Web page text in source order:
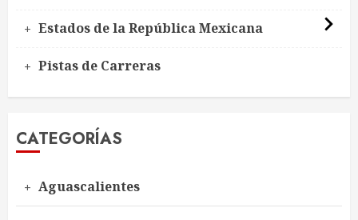
Estados de la República Mexicana
Pistas de Carreras
CATEGORÍAS
Aguascalientes